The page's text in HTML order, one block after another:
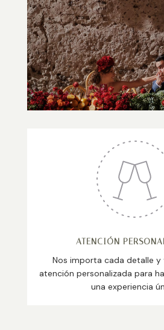
ATENCIÓN
Nos importa cada detalle y
atención personalizada para
una experiencia